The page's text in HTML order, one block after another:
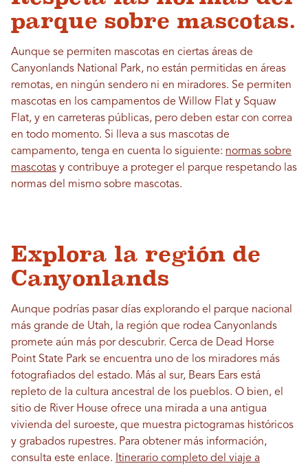
parque sobre mascotas.
Aunque se permiten mascotas en ciertas áreas de
Canyonlands National Park, no están permitidas en áreas
remotas, en ningún sendero ni en miradores. Se permiten
mascotas en los campamentos de Willow Flat y Squaw
Flat, y en carreteras públicas, pero deben estar con correa
en todo momento. Si lleva a sus mascotas de
campamento, tenga en cuenta lo siguiente: normas sobre
mascotas y contribuye a proteger el parque respetando las
normas del mismo sobre mascotas.
Explora la región de
Canyonlands
Aunque podrías pasar días explorando el parque nacional
más grande de Utah, la región que rodea Canyonlands
promete aún más por descubrir. Cerca de Dead Horse
Point State Park se encuentra uno de los miradores más
fotografiados del estado. Más al sur, Bears Ears está
repleto de la cultura ancestral de los pueblos. O bien, el
sitio de River House ofrece una mirada a una antigua
vivienda del suroeste, que muestra pictogramas históricos
y grabados rupestres. Para obtener más información,
consulta este enlace. Itinerario completo del viaje a